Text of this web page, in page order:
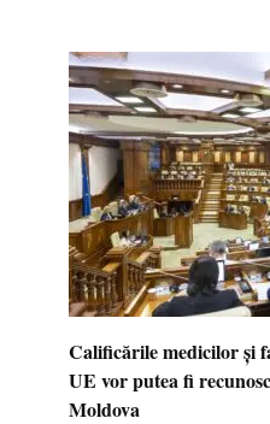
Calificările medicilor și
UE vor putea fi
Moldova